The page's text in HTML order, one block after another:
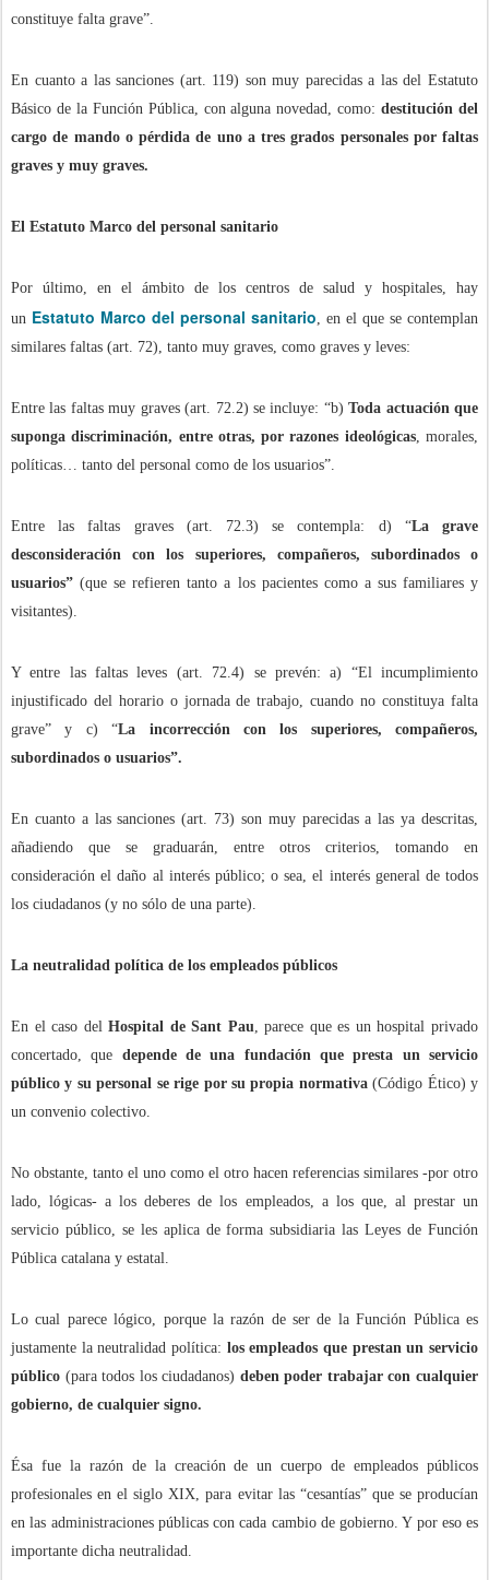
constituye falta grave”.
En cuanto a las sanciones (art. 119) son muy parecidas a las del Estatuto
Básico de la Función Pública, con alguna novedad, como:destitución del
cargo de mando o pérdida de uno a tres grados personales por faltas
graves y muy graves.
El Estatuto Marco del personal sanitario
Por último, en el ámbito de los centros de salud y hospitales, hay
un Estatuto Marco del personal sanitario, en el que se contemplan
similares faltas (art. 72), tanto muy graves, como graves y leves:
Entre las faltas muy graves (art. 72.2) se incluye: “b)Toda actuación que
suponga discriminación, entre otras, por razones ideológicas, morales,
políticas… tanto del personal como de los usuarios”.
Entre las faltas graves (art. 72.3) se contempla: d) “La grave
desconsideración con los superiores, compañeros, subordinados o
usuarios” (que se refieren tanto a los pacientes como a sus familiares y
visitantes).
Y entre las faltas leves (art. 72.4) se prevén: a) “El incumplimiento
injustificado del horario o jornada de trabajo, cuando no constituya falta
grave” y c) “La incorrección con los superiores, compañeros,
subordinados o usuarios”.
En cuanto a las sanciones (art. 73) son muy parecidas a las ya descritas,
añadiendo que se graduarán, entre otros criterios, tomando en
consideración el daño al interés público; o sea, el interés general de todos
los ciudadanos (y no sólo de una parte).
La neutralidad política de los empleados públicos
En el caso delHospital de Sant Pau, parece que es un hospital privado
concertado, que depende de una fundación que presta un servicio
público y su personal se rige por su propia normativa(Código Ético) y
un convenio colectivo.
No obstante, tanto el uno como el otro hacen referencias similares -por otro
lado, lógicas- a los deberes de los empleados, a los que, al prestar un
servicio público, se les aplica de forma subsidiaria las Leyes de Función
Pública catalana y estatal.
Lo cual parece lógico, porque la razón de ser de la Función Pública es
justamente la neutralidad política: los empleados que prestan un servicio
público (para todos los ciudadanos) deben poder trabajar con cualquier
gobierno, de cualquier signo.
Ésa fue la razón de la creación de un cuerpo de empleados públicos
profesionales en el siglo XIX, para evitar las “cesantías” que se producían
en las administraciones públicas con cada cambio de gobierno. Y por eso es
importante dicha neutralidad.